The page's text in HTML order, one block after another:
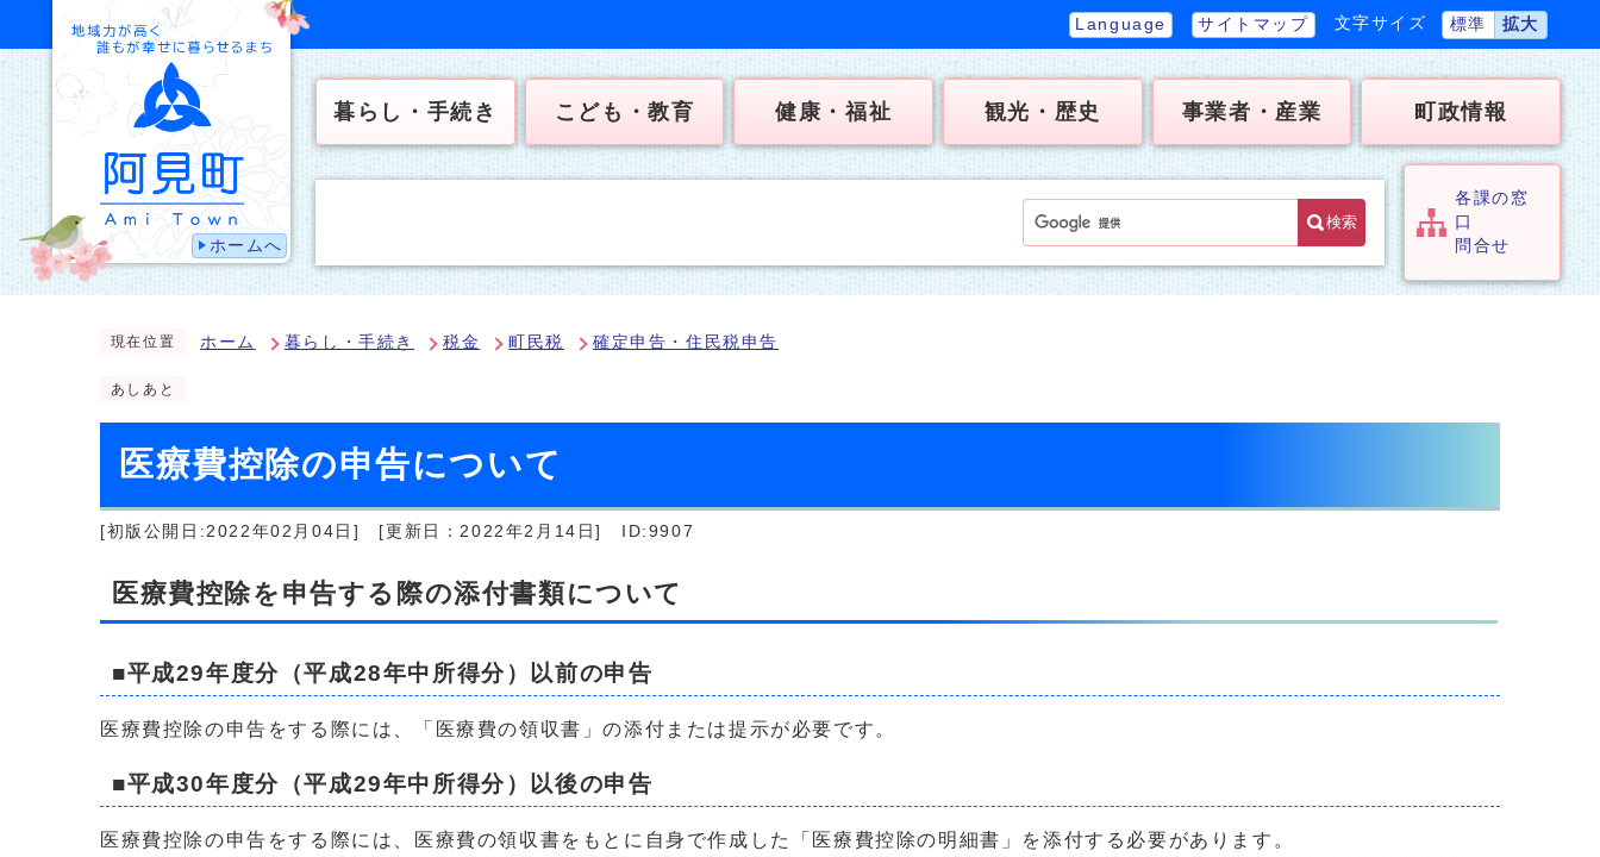
ホームへ
Language サイトマップ 文字サイズ 標準 拡大
暮らし・手続き こども・教育 健康・福祉 観光・歴史 事業者・産業 町政情報
検索
各課の窓
口
問合せ
現在位置 ホーム 暮らし・手続き 税金 町民税 確定申告・住民税申告
あしあと
医療費控除の申告について
[初版公開日:2022年02月04日] [更新日：2022年2月14日] ID:9907
医療費控除を申告する際の添付書類について
■平成29年度分（平成28年中所得分）以前の申告
医療費控除の申告をする際には、「医療費の領収書」の添付または提示が必要です。
■平成30年度分（平成29年中所得分）以後の申告
医療費控除の申告をする際には、医療費の領収書をもとに自身で作成した「医療費控除の明細書」を添付する必要があります。